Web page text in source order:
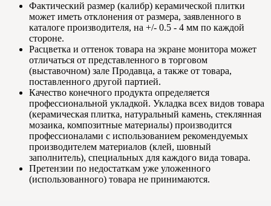
Фактический размер (калибр) керамической плитки
может иметь отклонения от размера, заявленного в
каталоге производителя, на +/- 0.5 - 4 мм по каждой
стороне.
Расцветка и оттенок товара на экране монитора может
отличаться от представленного в торговом
(выставочном) зале Продавца, а также от товара,
поставленного другой партией.
Качество конечного продукта определяется
профессиональной укладкой. Укладка всех видов товара
(керамическая плитка, натуральный камень, стеклянная
мозаика, композитные материалы) производится
профессионалами с использованием рекомендуемых
производителем материалов (клей, шовный
заполнитель), специальных для каждого вида товара.
Претензии по недостаткам уже уложенного
(использованного) товара не принимаются.